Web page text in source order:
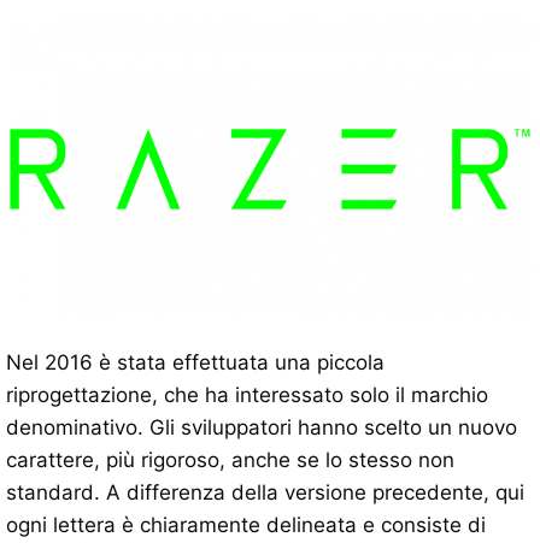
Nel 2016 è stata effettuata una piccola
riprogettazione, che ha interessato solo il marchio
denominativo. Gli sviluppatori hanno scelto un nuovo
carattere, più rigoroso, anche se lo stesso non
standard. A differenza della versione precedente, qui
ogni lettera è chiaramente delineata e consiste di